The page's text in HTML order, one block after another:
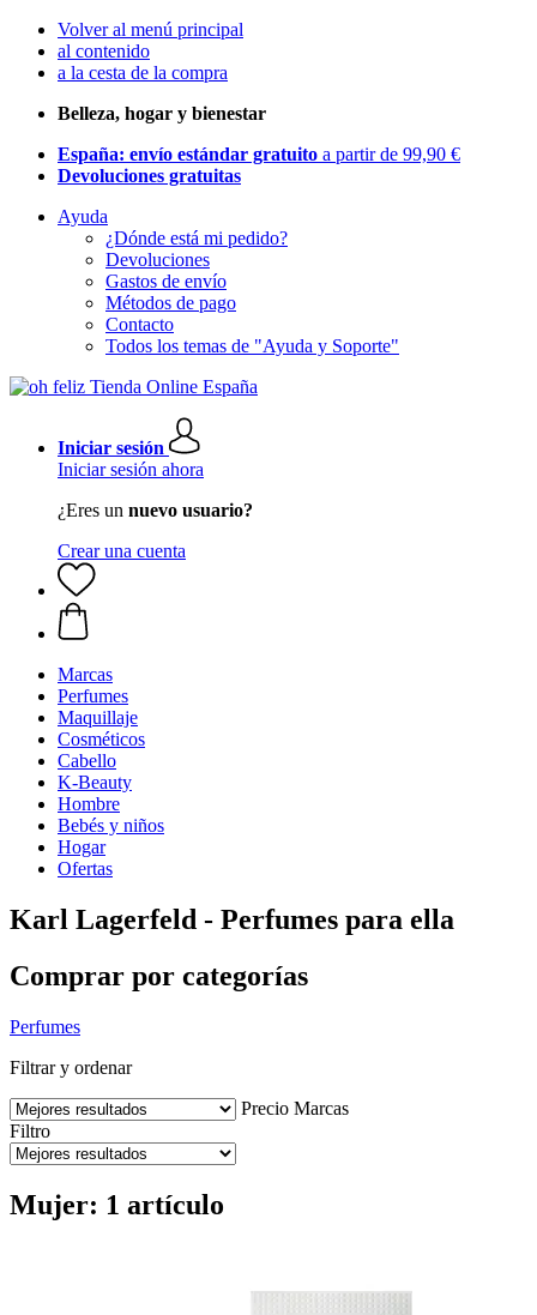
Volver al menú principal
al contenido
a la cesta de la compra
Belleza, hogar y bienestar
España: envío estándar gratuito a partir de 99,90 €
Devoluciones gratuitas
Ayuda
¿Dónde está mi pedido?
Devoluciones
Gastos de envío
Métodos de pago
Contacto
Todos los temas de "Ayuda y Soporte"
Iniciar sesión
Iniciar sesión ahora
¿Eres un nuevo usuario?
Crear una cuenta
Marcas
Perfumes
Maquillaje
Cosméticos
Cabello
K-Beauty
Hombre
Bebés y niños
Hogar
Ofertas
Karl Lagerfeld - Perfumes para ella
Comprar por categorías
Perfumes
Filtrar y ordenar
Precio Marcas
Filtro
Mujer: 1 artículo